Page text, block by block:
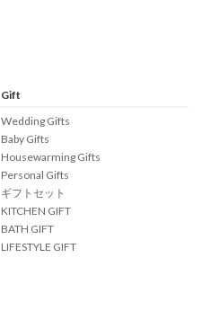
Gift
Wedding Gifts
Baby Gifts
Housewarming Gifts
Personal Gifts
ギフトセット
KITCHEN GIFT
BATH GIFT
LIFESTYLE GIFT